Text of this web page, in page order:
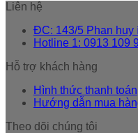
Liên hệ
ĐC: 143/5 Phan huy
Hotline 1: 0913 109
Hỗ trợ khách hàng
Hình thức thanh toán
Hướng dẫn mua
Theo dõi chúng tôi